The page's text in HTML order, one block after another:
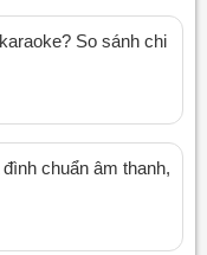
So sánh chi
chuẩn âm thanh,